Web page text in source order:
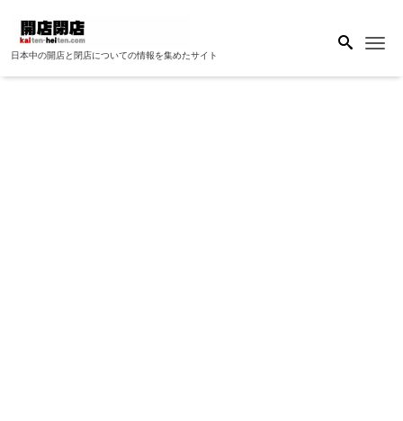
日本中の開店と閉店についての情報を集めたサイト